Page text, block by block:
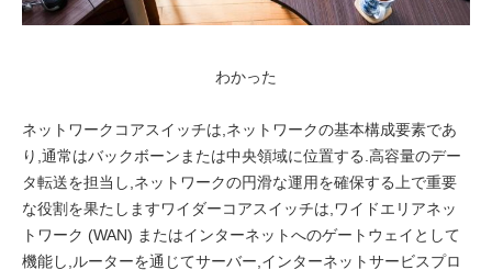
わかった
ネットワークコアスイッチは,ネットワークの基本構成要素であ
り,通常はバックボーンまたは中央領域に位置する.高容量のデー
タ転送を担当し,ネットワークの円滑な運用を確保する上で重要
な役割を果たしますワイダーコアスイッチは,ワイドエリアネッ
トワーク (WAN) またはインターネットへのゲートウェイとして
機能し,ルーターを通じてサーバー,インターネットサービスプロ